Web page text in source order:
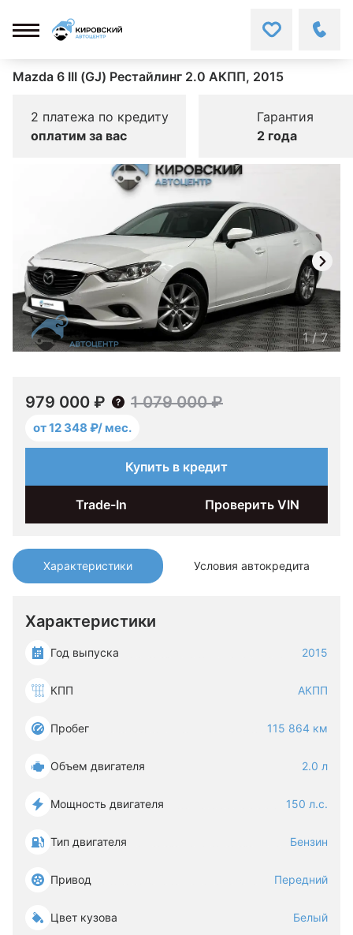
Mazda 6 III (GJ) Рестайлинг 2.0 АКПП, 2015
2 платежа по кредиту
оплатим за вас
Гарантия
2 года
Характеристики Условия автокредита
Характеристики
Год выпуска 2015
КПП АКПП
Пробег 115 864 км
Объем двигателя 2.0 л
Мощность двигателя 150 л.с.
Тип двигателя Бензин
Привод Передний
Цвет кузова Белый
1/7
979 000 ₽ 1 079 000 ₽
от 12 348 ₽/ мес.
Купить в кредит
Trade-In Проверить VIN